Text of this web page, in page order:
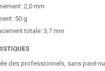
2,0 mm
50 g
totale: 3,7 mm
des professionnels, sans pavé